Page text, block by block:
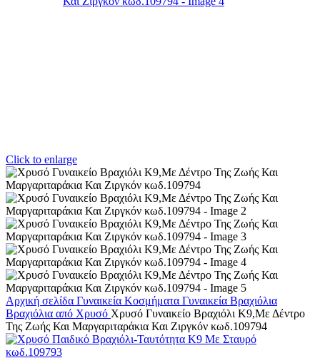
Click to enlarge
Αρχική σελίδα Γυναικεία Κοσμήματα Γυναικεία Βραχιόλια
Βραχιόλια από Χρυσό Χρυσό Γυναικείο Βραχιόλι Κ9,Με Δέντρο
Της Ζωής Και Μαργαριταράκια Και Ζιργκόν κωδ.109794